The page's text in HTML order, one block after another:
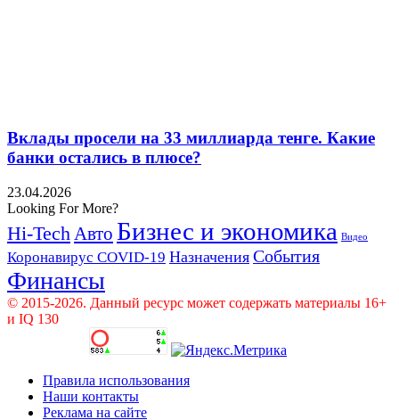
Вклады просели на 33 миллиарда тенге. Какие
банки остались в плюсе?
23.04.2026
Looking For More?
Hi-Tech Авто Бизнес и экономика Видео
Коронавирус COVID-19 Назначения События
Финансы
© 2015-2026. Данный ресурс может содержать материалы 16+
и IQ 130
Правила использования
Наши контакты
Реклама на сайте